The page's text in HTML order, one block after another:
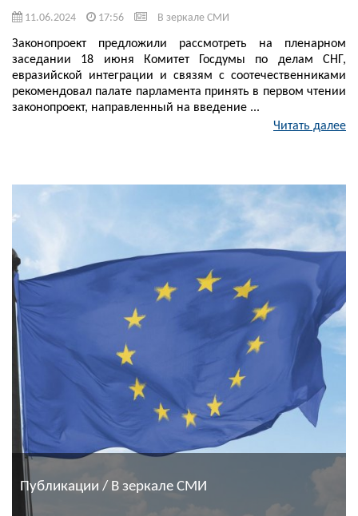
11.06.2024 17:56 В зеркале СМИ
Законопроект предложили рассмотреть на пленарном
заседании 18 июня Комитет Госдумы по делам СНГ,
евразийской интеграции и связям с соотечественниками
рекомендовал палате парламента принять в первом чтении
законопроект, направленный на введение ...
Читать далее
Публикации / В зеркале СМИ